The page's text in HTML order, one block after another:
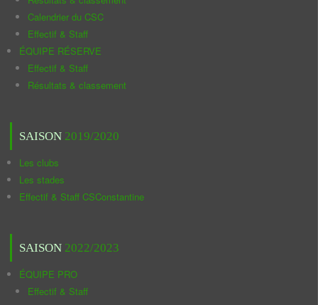
Calendrier du CSC
Effectif & Staff
ÉQUIPE RÉSERVE
Effectif & Staff
Résultats & classement
SAISON 2019/2020
Les clubs
Les stades
Effectif & Staff CSConstantine
SAISON 2022/2023
ÉQUIPE PRO
Effectif & Staff